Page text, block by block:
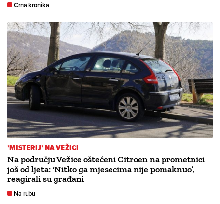
Crna kronika
'MISTERIJ' NA VEŽICI
Na području Vežice oštećeni Citroen na prometnici
još od ljeta: ‘Nitko ga mjesecima nije pomaknuo’,
reagirali su građani
Na rubu